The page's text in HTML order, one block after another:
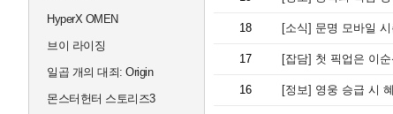
HyperX OMEN
브이 라이징
일곱 개의 대죄: Origin
몬스터헌터 스토리즈3
18 [소식] 문명 모바일
17 [잡담] 첫 픽업은 이
16 [정보] 영웅 승급 시